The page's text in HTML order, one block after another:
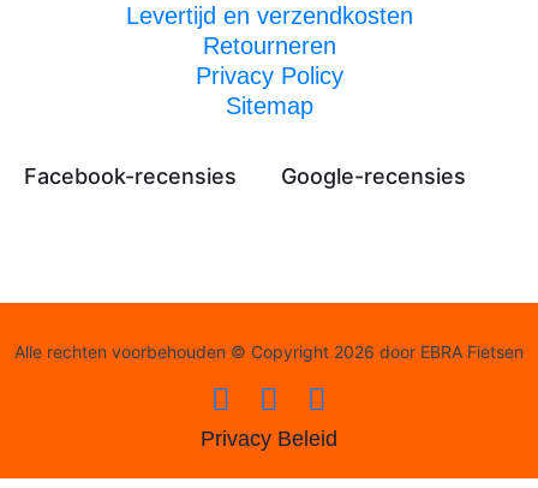
Levertijd en verzendkosten
Retourneren
Privacy Policy
Sitemap
Facebook-recensies Google-recensies
Alle rechten voorbehouden © Copyright 2026 door EBRA Fietsen
Privacy Beleid